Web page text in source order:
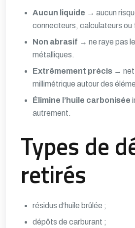
Aucun liquide → aucun
connecteurs, calculateurs ou
Non abrasif → ne raye pas
métalliques.
Extrêmement précis →
millimétrique autour des
Élimine l’huile carbonisée
autrement.
Types de
retirés
résidus d’huile brûlée ;
dépôts de carburant ;